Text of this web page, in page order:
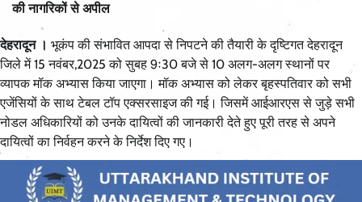
की नागरिकों से अपील
देहरादून । भूकंप की संभावित आपदा से निपटने की तैयारी के दृष्टिगत देहरादून
जिले में 15 नवंबर,2025 को सुबह 9ः30 बजे से 10 अलग-अलग स्थानों पर
व्यापक मॉक अभ्यास किया जाएगा। मॉक अभ्यास को लेकर बृहस्पतिवार को सभी
एजेंसियों के साथ टेबल टॉप एक्सरसाइज की गई। जिसमें आईआरएस से जुड़े सभी
नोडल अधिकारियों को उनके दायित्वों की जानकारी देते हुए पूरी तरह से अपने
दायित्वों का निर्वहन करने के निर्देश दिए गए।